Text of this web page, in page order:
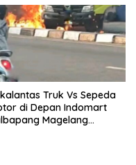
Truk Vs Sepeda
di Depan Indomart
Magelang